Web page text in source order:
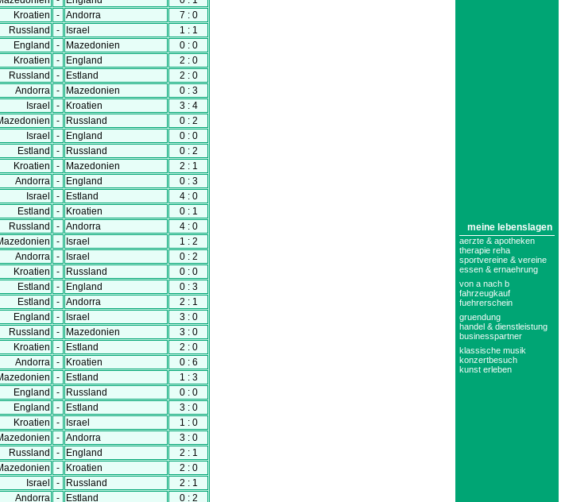
Kroatien - Andorra
7 : 0
Russland - Israel
1 : 1
England - Mazedonien
0 : 0
Kroatien - England
2 : 0
Russland - Estland
2 : 0
Andorra - Mazedonien
0 : 3
Israel - Kroatien
3 : 4
- Russland
0 : 2
Israel - England
0 : 0
Estland - Russland
0 : 2
Kroatien - Mazedonien
2 : 1
Andorra - England
0 : 3
Israel - Estland
4 : 0
Estland - Kroatien
0 : 1
Russland - Andorra
4 : 0
- Israel
1 : 2
Andorra - Israel
0 : 2
Kroatien - Russland
0 : 0
Estland - England
0 : 3
Estland - Andorra
2 : 1
England - Israel
3 : 0
Russland - Mazedonien
3 : 0
Kroatien - Estland
2 : 0
Andorra - Kroatien
0 : 6
- Estland
1 : 3
England - Russland
0 : 0
England - Estland
3 : 0
Kroatien - Israel
1 : 0
- Andorra
3 : 0
Russland - England
2 : 1
- Kroatien
2 : 0
Israel - Russland
2 : 1
Andorra - Estland
0 : 2
meine lebenslagen
aerzte & apotheken
therapie reha
sportvereine & vereine
essen & ernaehrung
von a nach b
fahrzeugkauf
fuehrerschein
gruendung
handel & dienstleistung
businesspartner
klassische musik
konzertbesuch
kunst erleben